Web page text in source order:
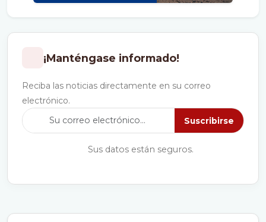
¡Manténgase informado!
Reciba las noticias directamente en su correo
electrónico.
Suscribirse
Sus datos están seguros.